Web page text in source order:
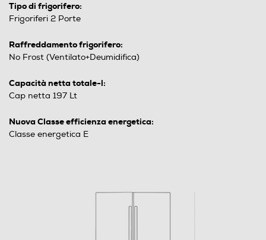
Tipo di frigorifero:
Frigoriferi 2 Porte
Raffreddamento frigorifero:
No Frost (Ventilato+Deumidifica)
Capacità netta totale-l:
Cap netta 197 Lt
Nuova Classe efficienza energetica:
Classe energetica E